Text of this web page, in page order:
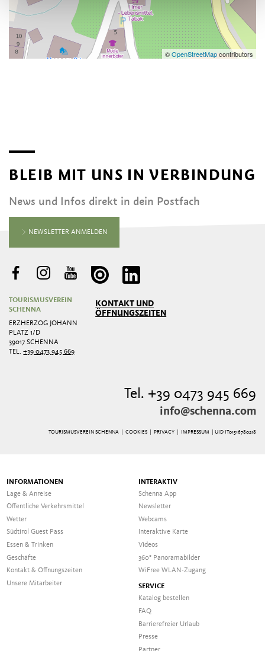
©OpenStreetMapcontributors
BLEIB MIT UNS IN VERBINDUNG
News und Infos direkt in dein Postfach
NEWSLETTER ANMELDEN
TOURISMUSVEREIN
SCHENNA
ERZHERZOG JOHANN
PLATZ 1/D
39017 SCHENNA
TEL.+39 0473 945 669
KONTAKT UND
ÖFFNUNGSZEITEN
Tel. +39 0473 945 669
info@schenna.com
TOURISMUSVEREIN SCHENNA | COOKIES| PRIVACY| IMPRESSUM | UID IT01516780218
INFORMATIONEN
Lage & Anreise
Öffentliche Verkehrsmittel
Wetter
Südtirol Guest Pass
Essen & Trinken
Geschäfte
Kontakt & Öffnungszeiten
Unsere Mitarbeiter
INTERAKTIV
Schenna App
Newsletter
Webcams
Interaktive Karte
Videos
360° Panoramabilder
WiFree WLAN-Zugang
SERVICE
Katalog bestellen
FAQ
Barrierefreier Urlaub
Presse